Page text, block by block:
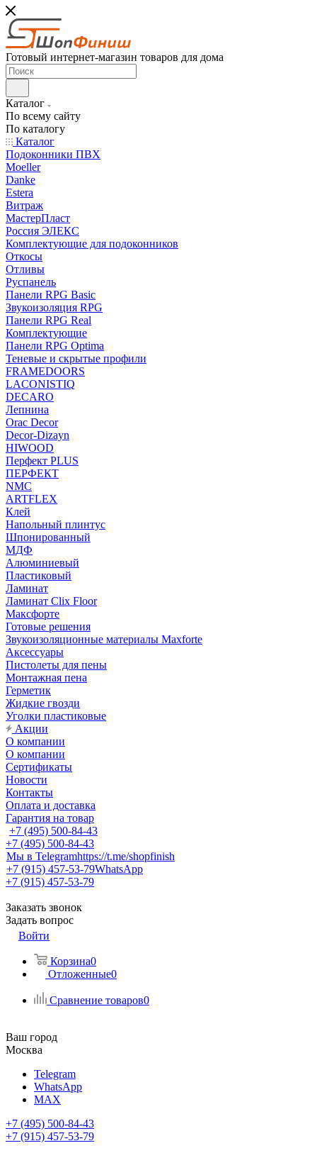
Готовый интернет-магазин товаров для дома
Каталог
По всему сайту
По каталогу
Каталог
Подоконники ПВХ
Moeller
Danke
Estera
Витраж
МастерПласт
Россия ЭЛЕКС
Комплектующие для подоконников
Откосы
Отливы
Руспанель
Панели RPG Basic
Звукоизоляция RPG
Панели RPG Real
Комплектующие
Панели RPG Optima
Теневые и скрытые профили
FRAMEDOORS
LACONISTIQ
DECARO
Лепнина
Orac Decor
Decor-Dizayn
HIWOOD
Перфект PLUS
ПЕРФЕКТ
NMC
ARTFLEX
Клей
Напольный плинтус
Шпонированный
МДФ
Алюминиевый
Пластиковый
Ламинат
Ламинат Clix Floor
Максфорте
Готовые решения
Звукоизоляционные материалы Maxforte
Аксессуары
Пистолеты для пены
Монтажная пена
Герметик
Жидкие гвозди
Уголки пластиковые
Акции
О компании
О компании
Сертификаты
Новости
Контакты
Оплата и доставка
Гарантия на товар
+7 (495) 500-84-43
+7 (495) 500-84-43
Мы в Telegramhttps://t.me/shopfinish
+7 (915) 457-53-79WhatsApp
+7 (915) 457-53-79
Заказать звонок
Задать вопрос
Войти
Корзина0
Отложенные0
Сравнение товаров0
Ваш город
Москва
Telegram
WhatsApp
MAX
+7 (495) 500-84-43
+7 (915) 457-53-79